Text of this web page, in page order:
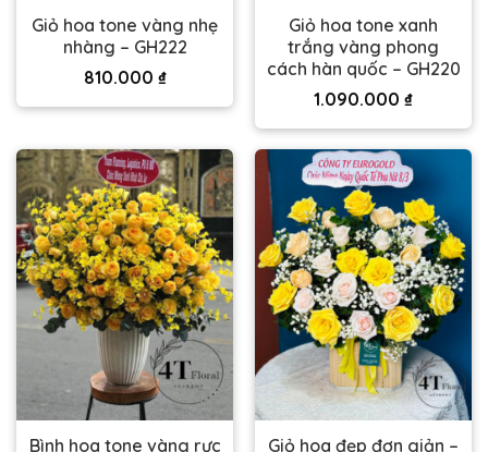
Giỏ hoa tone vàng nhẹ
nhàng – GH222
810.000 ₫
Giỏ hoa tone xanh
trắng vàng phong
cách hàn quốc – GH220
1.090.000 ₫
Bình hoa tone vàng rực
Giỏ hoa đẹp đơn giản –